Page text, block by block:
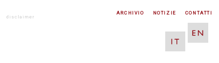
disclaimer
ARCHIVIO NOTIZIE CONTATTI